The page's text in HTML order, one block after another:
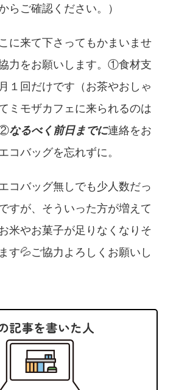
らご確認ください。）
に来て下さってもかまいませ
力をお願いします。①食材支
１回だけです（お茶やおしゃ
ミモザカフェに来られるのは
②なるべく前日までに連絡をお
バッグを忘れずに。
コバッグ無しでも少人数だっ
すが、そういった方が増えて
米やお菓子が足りなくなりそ
す💦ご協力よろしくお願いし
記事を書いた人